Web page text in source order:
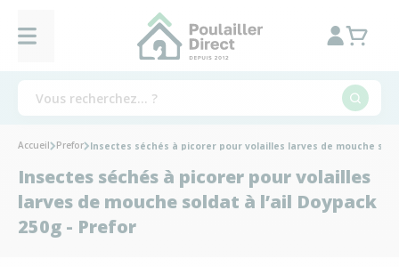
Accueil Prefor Insectes séchés à picorer pour volailles larves de mouche
Insectes séchés à picorer pour volailles
larves de mouche soldat à l’ail Doypack
250g - Prefor